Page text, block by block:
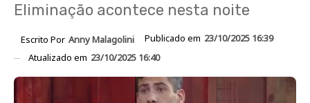
Eliminação acontece nesta noite
Escrito Por Anny Malagolini Publicado em 23/10/2025 16:39
Atualizado em 23/10/2025 16:40